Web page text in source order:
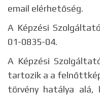
email elérhetőség.
A Képzési Szolgáltató
01-0835-04.
A Képzési
tartozik a a
törvény hatálya alá,